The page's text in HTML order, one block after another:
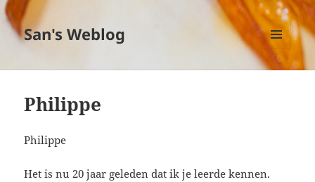
San's Weblog
MENU
EN
Philippe
Philippe
Het is nu 20 jaar geleden dat ik je leerde kennen.